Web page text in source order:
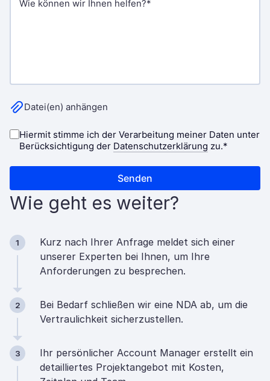
Wie geht es weiter?
1
Kurz nach Ihrer Anfrage meldet sich einer
unserer Experten bei Ihnen, um Ihre
Anforderungen zu besprechen.
2
Bei Bedarf schließen wir eine NDA ab, um die
Vertraulichkeit sicherzustellen.
3
Ihr persönlicher Account Manager erstellt ein
detailliertes Projektangebot mit Kosten,